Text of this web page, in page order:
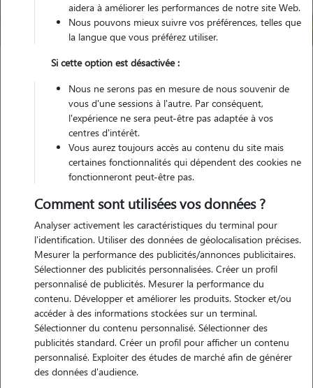
Trouver mon Pet Sitter
Nos familles d'accueil à Montpellier
(34000)
aidera à améliorer les performances de notre site Web.
Nous pouvons mieux suivre vos préférences, telles que
la langue que vous préférez utiliser.
Si cette option est désactivée :
Nous ne serons pas en mesure de nous souvenir de
vous d'une sessions à l'autre. Par conséquent,
l'expérience ne sera peut-être pas adaptée à vos
centres d'intérêt.
Vous aurez toujours accès au contenu du site mais
certaines fonctionnalités qui dépendent des cookies ne
fonctionneront peut-être pas.
Comment sont utilisées vos données ?
Analyser activement les caractéristiques du terminal pour
l'identification. Utiliser des données de géolocalisation précises.
Mesurer la performance des publicités/annonces publicitaires.
Sélectionner des publicités personnalisées. Créer un profil
personnalisé de publicités. Mesurer la performance du
contenu. Développer et améliorer les produits. Stocker et/ou
accéder à des informations stockées sur un terminal.
Sélectionner du contenu personnalisé. Sélectionner des
publicités standard. Créer un profil pour afficher un contenu
personnalisé. Exploiter des études de marché afin de générer
des données d'audience.